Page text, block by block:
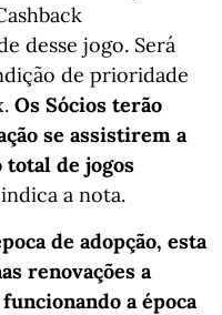
desse jogo. Será
de prioridade
Os Sócios terão
se assistirem a
total de jogos
indica a nota.
de adopção, esta
renovações a
a época